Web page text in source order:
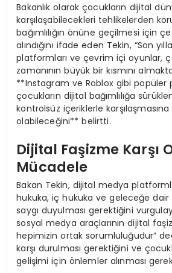
Bakanlık olarak çocukların dijital
karşılaşabilecekleri tehlikelerden
bağımlılığın önüne geçilmesi için
alındığını ifade eden Tekin, “Son
platformları ve çevrim içi oyunlar,
zamanının büyük bir kısmını
**Instagram ve Roblox gibi popüler
çocukların dijital bağımlılığa
kontrolsüz içeriklerle
olabileceğini** belirtti.
Dijital Faşizme Karşı
Mücadele
Bakan Tekin, dijital medya
hukuka, iç hukuka ve geleceğe dair
saygı duyulması gerektiğini
sosyal medya araçlarının dijital
hepimizin ortak sorumluluğudur”
karşı durulması gerektiğini ve
gelişimi için önlemler alınması